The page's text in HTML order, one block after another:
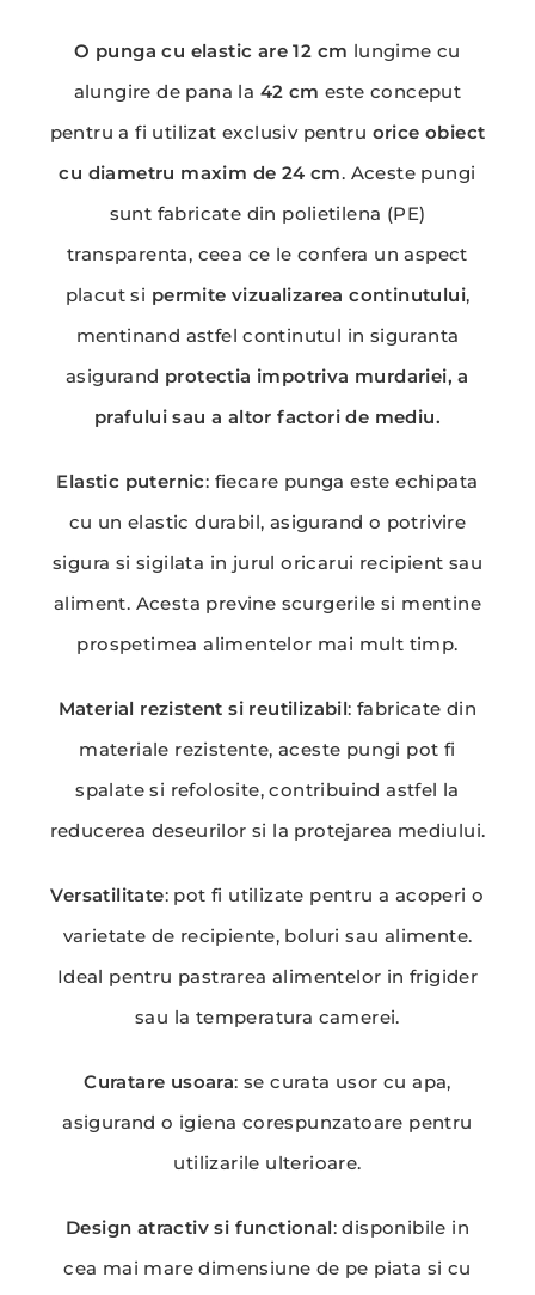
O punga cu elastic are 12 cm lungime cu
alungire de pana la 42 cm este conceput
pentru a fi utilizat exclusiv pentru orice obiect
cu diametru maxim de 24 cm. Aceste pungi
sunt fabricate din polietilena (PE)
transparenta, ceea ce le confera un aspect
placut si permite vizualizarea continutului,
mentinand astfel continutul in siguranta
asigurand protectia impotriva murdariei, a
prafului sau a altor factori de mediu.
Elastic puternic: fiecare punga este echipata
cu un elastic durabil, asigurand o potrivire
sigura si sigilata in jurul oricarui recipient sau
aliment. Acesta previne scurgerile si mentine
prospetimea alimentelor mai mult timp.
Material rezistent si reutilizabil: fabricate din
materiale rezistente, aceste pungi pot fi
spalate si refolosite, contribuind astfel la
reducerea deseurilor si la protejarea mediului.
Versatilitate: pot fi utilizate pentru a acoperi o
varietate de recipiente, boluri sau alimente.
Ideal pentru pastrarea alimentelor in frigider
sau la temperatura camerei.
Curatare usoara: se curata usor cu apa,
asigurand o igiena corespunzatoare pentru
utilizarile ulterioare.
Design atractiv si functional: disponibile in
cea mai mare dimensiune de pe piata si cu